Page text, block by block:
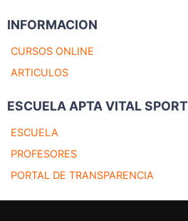
INFORMACION
CURSOS ONLINE
ARTICULOS
ESCUELA APTA VITAL SPORT
ESCUELA
PROFESORES
PORTAL DE TRANSPARENCIA